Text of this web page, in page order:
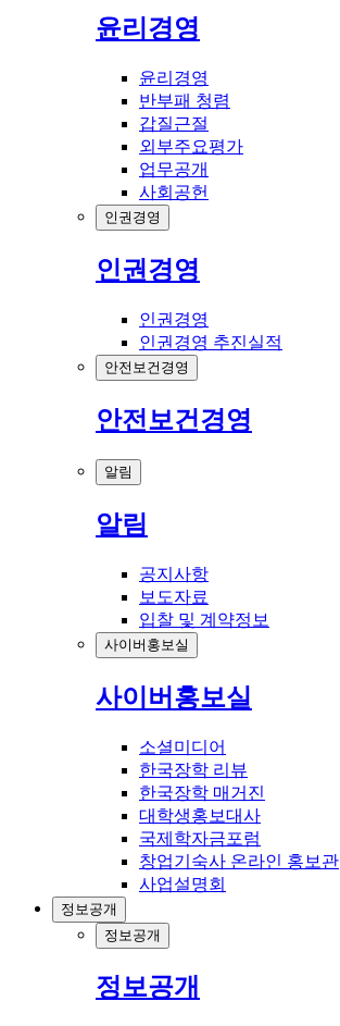
윤리경영
윤리경영
반부패 청렴
갑질근절
외부주요평가
업무공개
사회공헌
인권경영
인권경영
인권경영
인권경영 추진실적
안전보건경영
안전보건경영
알림
알림
공지사항
보도자료
입찰 및 계약정보
사이버홍보실
사이버홍보실
소셜미디어
한국장학 리뷰
한국장학 매거진
대학생홍보대사
국제학자금포럼
창업기숙사 온라인 홍보관
사업설명회
정보공개
정보공개
정보공개